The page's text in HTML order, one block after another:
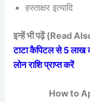
हस्ताक्षर इत्यादि
इन्हें भी पढ़ें (Read
टाटा कैपिटल से 5
लोन राशि प्राप्त करें
How to